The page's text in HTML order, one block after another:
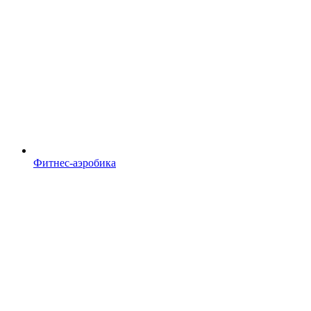
Фитнес-аэробика